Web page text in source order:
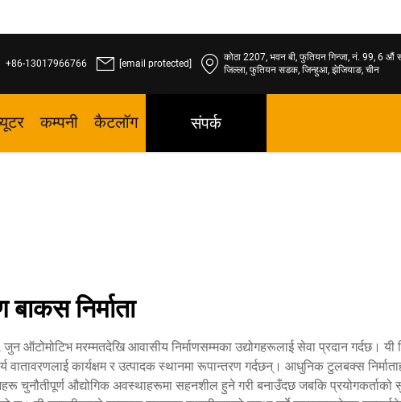
+86-13017966766 [email protected]
कोठा 2207, भवन बी, फुतियन गिन्जा, नं. 99, 6 औं
जिल्ला, फुतियन सडक, जिन्हुआ, झेजियाङ, चीन
कम्पनी कैटलॉग संपर्क
निर्माता
ऑटोमोटिभ मरम्मतदेखि आवासीय निर्माणसम्मका उद्योगहरूलाई सेवा प्रदान गर्दछ। यी
कार्यक्षम र उत्पादक स्थानमा रूपान्तरण गर्दछन्। आधुनिक टुलबक्स
चुनौतीपूर्ण औद्योगिक अवस्थाहरूमा सहनशील हुने गरी बनाउँदछ जबकि प्रयोगकर्ताको